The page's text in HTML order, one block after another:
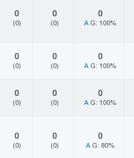
0
(0)
0
(0)
0
A G: 100%
0
(0)
0
(0)
0
A G: 100%
0
(0)
0
(0)
0
A G: 100%
0
(0)
0
(0)
0
A G: 80%